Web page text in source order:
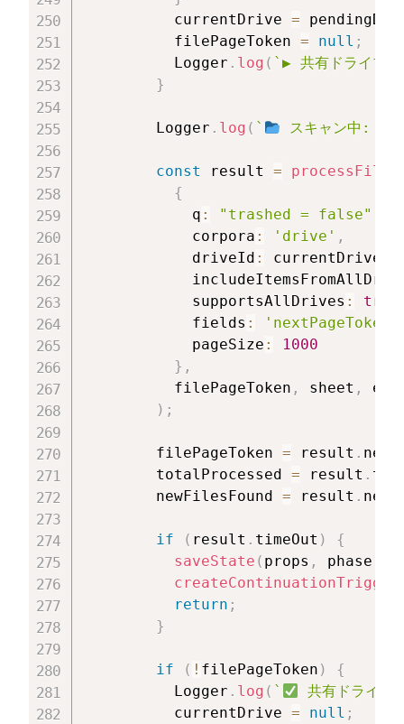
          currentDrive
=
          filePageToken
= null ;
          Logger
. log ( `▶ 共有ドライブ
}
        Logger
. log ( ` スキャン中: "
const result =
{
            q
: "trashed = false"
            corpora
: 'drive' ,
            driveId
: currentDrive
            supportsAllDrives
: true
            fields
:
            pageSize
:
1000
} ,
          filePageToken
, sheet ,
) ;
        filePageToken
= result .
        totalProcessed
= result .
        newFilesFound
= result .
if ( result . timeOut )
{
saveState ( props , phase
createContinuationTrigger
return ;
}
if ( ! filePageToken )
{
          Logger
. log ( `
共有ドライ
          currentDrive
= null ;